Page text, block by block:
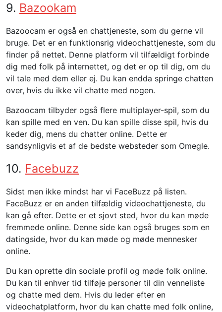
9. Bazookam
Bazoocam er også en chattjeneste, som du gerne vil
bruge. Det er en funktionsrig videochattjeneste, som du
finder på nettet. Denne platform vil tilfældigt forbinde
dig med folk på internettet, og det er op til dig, om du
vil tale med dem eller ej. Du kan endda springe chatten
over, hvis du ikke vil chatte med nogen.
Bazoocam tilbyder også flere multiplayer-spil, som du
kan spille med en ven. Du kan spille disse spil, hvis du
keder dig, mens du chatter online. Dette er
sandsynligvis et af de bedste websteder som Omegle.
10. Facebuzz
Sidst men ikke mindst har vi FaceBuzz på listen.
FaceBuzz er en anden tilfældig videochattjeneste, du
kan gå efter. Dette er et sjovt sted, hvor du kan møde
fremmede online. Denne side kan også bruges som en
datingside, hvor du kan møde og møde mennesker
online.
Du kan oprette din sociale profil og møde folk online.
Du kan til enhver tid tilføje personer til din venneliste
og chatte med dem. Hvis du leder efter en
videochatplatform, hvor du kan chatte med folk online,